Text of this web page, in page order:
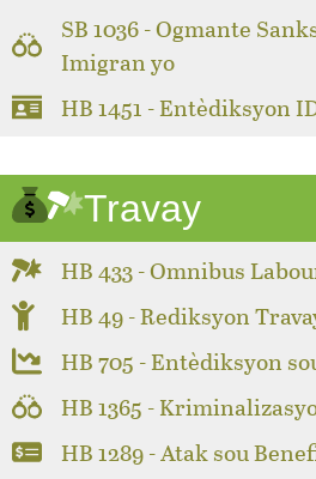
SB 1036 - Ogmante
Imigran yo
HB 1451 - Entèdiksyon
Travay
HB 433 - Omnibus
HB 49 - Rediksyon
HB 705 - Entèdiksyon
HB 1365 -
HB 1289 - Atak sou